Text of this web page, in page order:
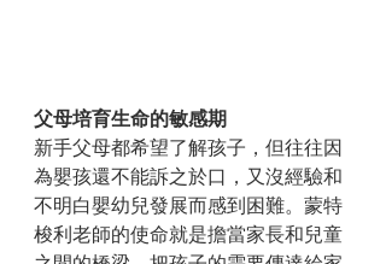
父母培育生命的敏感期
新手父母都希望了解孩子，但往往因
為嬰孩還不能訴之於口，又沒經驗和
不明白嬰幼兒發展而感到困難。蒙特
梭利老師的使命就是擔當家長和兒童